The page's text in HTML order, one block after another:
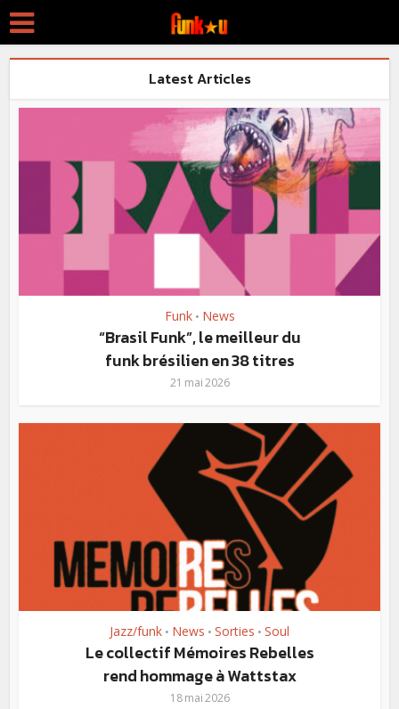
Latest Articles
Funk • News
“Brasil Funk”, le meilleur du
funk brésilien en 38 titres
21 mai 2026
Jazz/funk • News • Sorties • Soul
Le collectif Mémoires Rebelles
rend hommage à Wattstax
18 mai 2026